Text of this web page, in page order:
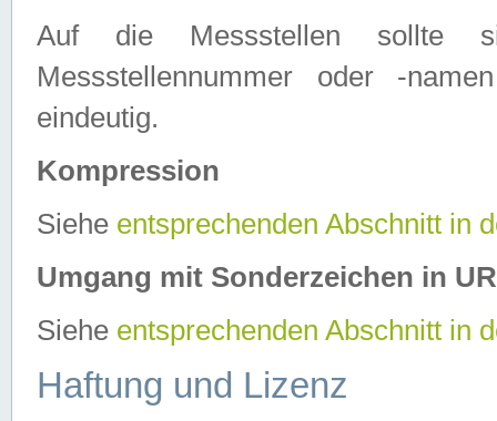
Auf die Messstellen sollte
Messstellennummer oder -
eindeutig.
Kompression
Siehe entsprechenden Abschnitt in
Umgang mit Sonderzeichen in
Siehe entsprechenden Abschnitt in
Haftung und Lizenz